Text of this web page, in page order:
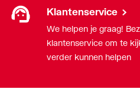
Klantenservice
We helpen je graag!
klantenservice om te
verder kunnen helpen